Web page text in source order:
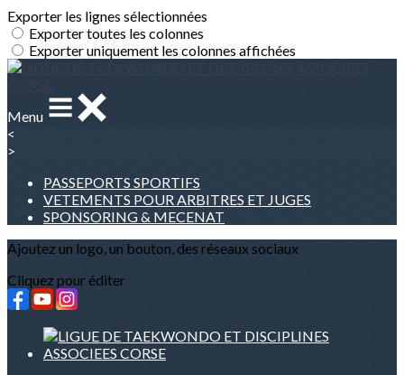
Exporter les lignes sélectionnées
Exporter toutes les colonnes
Exporter uniquement les colonnes affichées
Menu
<
>
PASSEPORTS SPORTIFS
VETEMENTS POUR ARBITRES ET JUGES
SPONSORING & MECENAT
Ajoutez un logo, un bouton, des réseaux sociaux
Cliquez pour éditer